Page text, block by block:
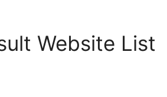
Website List